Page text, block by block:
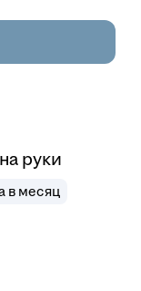
на руки
в месяц